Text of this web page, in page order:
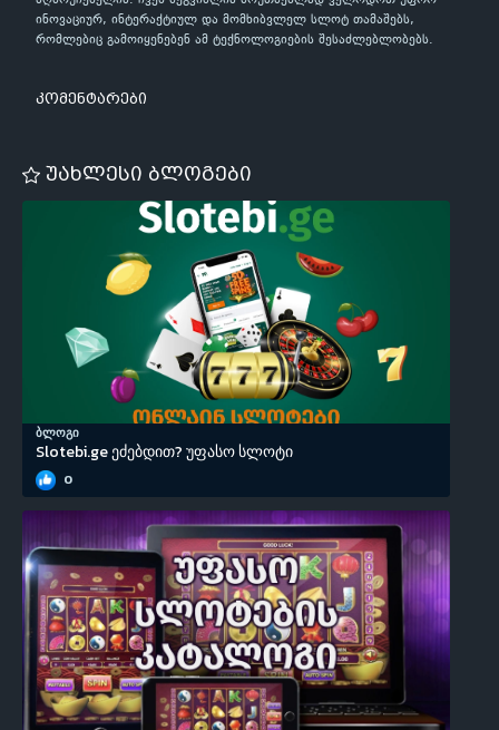
ინოვაციურ, ინტერაქტიულ და მომხიბვლელ სლოტ თამაშებს,
რომლებიც გამოიყენებენ ამ ტექნოლოგიების შესაძლებლობებს.
კომენტარები
უახლესი ბლოგები
ბლოგი
Slotebi.ge ეძებდით? უფასო სლოტი
0